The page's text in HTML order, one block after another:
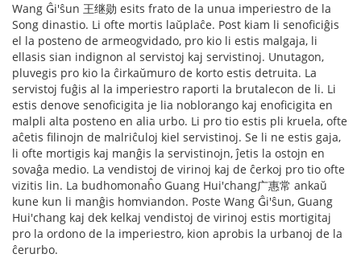
Wang Ĝi'ŝun 王继勋 esits frato de la unua imperiestro de la
Song dinastio. Li ofte mortis laŭplaĉe. Post kiam li senoficiĝis
el la posteno de armeogvidado, pro kio li estis malgaja, li
ellasis sian indignon al servistoj kaj servistinoj. Unutagon,
pluvegis pro kio la ĉirkaŭmuro de korto estis detruita. La
servistoj fuĝis al la imperiestro raporti la brutalecon de li. Li
estis denove senoficigita je lia noblorango kaj enoficigita en
malpli alta posteno en alia urbo. Li pro tio estis pli kruela, ofte
aĉetis filinojn de malriĉuloj kiel servistinoj. Se li ne estis gaja,
li ofte mortigis kaj manĝis la servistinojn, ĵetis la ostojn en
sovaĝa medio. La vendistoj de virinoj kaj de ĉerkoj pro tio ofte
vizitis lin. La budhomonaĥo Guang Hui'chang广惠常 ankaŭ
kune kun li manĝis homviandon. Poste Wang Ĝi'ŝun, Guang
Hui'chang kaj dek kelkaj vendistoj de virinoj estis mortigitaj
pro la ordono de la imperiestro, kion aprobis la urbanoj de la
ĉerurbo.